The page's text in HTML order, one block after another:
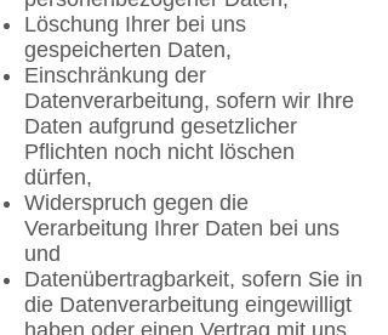
Löschung Ihrer bei uns
gespeicherten Daten,
Einschränkung der
Datenverarbeitung, sofern wir Ihre
Daten aufgrund gesetzlicher
Pflichten noch nicht löschen
dürfen,
Widerspruch gegen die
Verarbeitung Ihrer Daten bei uns
und
Datenübertragbarkeit, sofern Sie in
die Datenverarbeitung eingewilligt
haben oder einen Vertrag mit uns